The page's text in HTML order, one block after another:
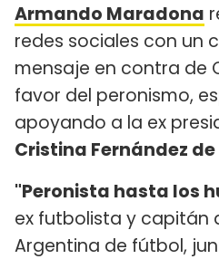
Armando Maradona
redes sociales con un
mensaje en contra de
favor del peronismo,
apoyando a la ex
Cristina Fernández
"Peronista hasta los
ex futbolista y capitán
Argentina de fútbol,